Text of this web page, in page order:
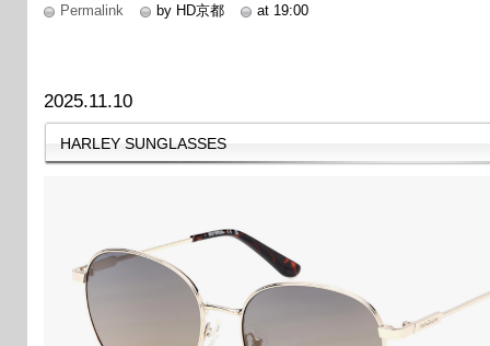
Permalink by HD京都 at 19:00
2025.11.10
HARLEY SUNGLASSES